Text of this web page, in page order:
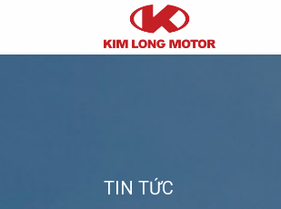
TIN TỨC